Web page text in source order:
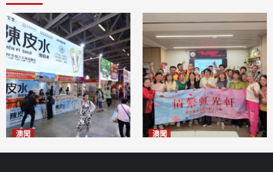
澳聞 澳聞